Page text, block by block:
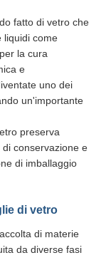
fatto di vetro che
liquidi come
la cura
e
uno dei
un'importante
preserva
conservazione e
di imballaggio
di vetro
di materie
da diverse fasi